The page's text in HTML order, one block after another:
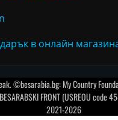
в онлайн
. ©besarabia.bg: My Country
FRONT (USREOU code
2021-2026